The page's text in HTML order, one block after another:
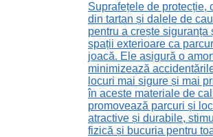
Suprafețele de protecție,
din tartan și dalele de
pentru a crește siguranța
spații exterioare ca
joacă. Ele asigură o
minimizează
locuri mai sigure și mai
în aceste materiale de
promovează parcuri și
atractive și durabile,
fizică și bucuria pentru